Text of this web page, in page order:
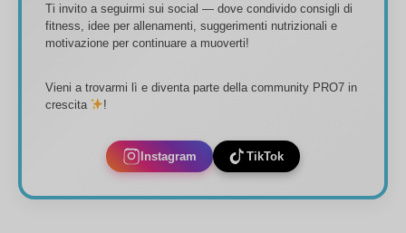
Ti invito a seguirmi sui social — dove condivido consigli di
fitness, idee per allenamenti, suggerimenti nutrizionali e
motivazione per continuare a muoverti!
Vieni a trovarmi lì e diventa parte della community PRO7 in
crescita
!
Instagram TikTok